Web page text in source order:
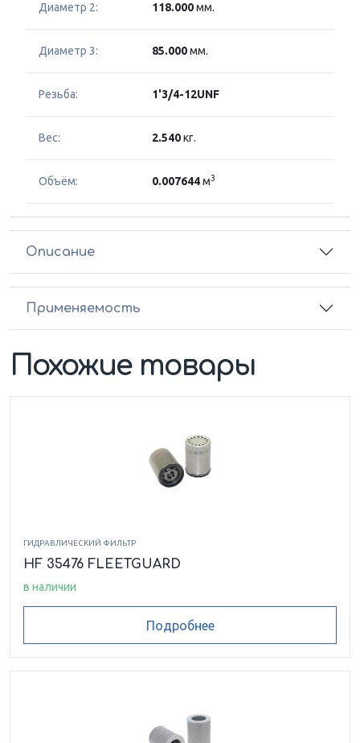
Диаметр 2: 118.000мм.
Диаметр 3: 85.000мм.
Резьба: 1'3/4-12UNF
Вес: 2.540кг.
Объём: 0.007644м3
Описание
Применяемость
Похожие товары
ГИДРАВЛИЧЕСКИЙ ФИЛЬТР
HF 35476 FLEETGUARD
в наличии
Подробнее